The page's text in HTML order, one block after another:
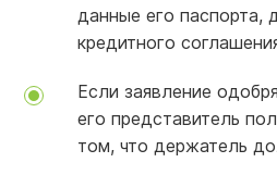
данные его паспорта,
кредитного
Если заявление
его представитель
том, что держатель